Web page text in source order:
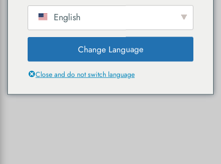
English
Change Language
Close and do not switch language